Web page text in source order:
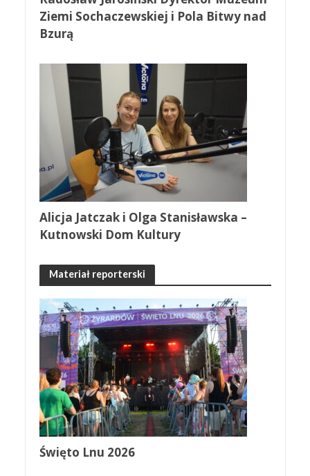
Ziemi Sochaczewskiej i Pola Bitwy nad
Bzurą
Alicja Jatczak i Olga Stanisławska –
Kutnowski Dom Kultury
Materiał reporterski
Święto Lnu 2026